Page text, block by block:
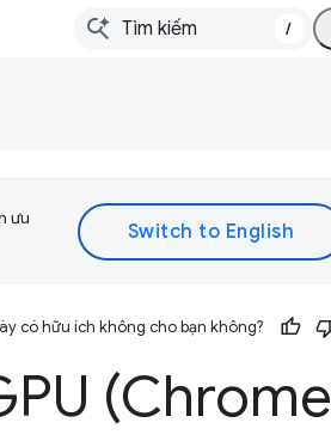
/
ưu
có hữu ích không cho bạn không?
(Chrome